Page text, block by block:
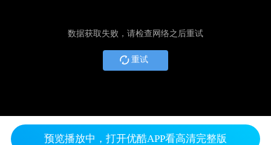
数据获取失败，请检查网络之后重试
重试
预览播放中，打开优酷APP看高清完整版